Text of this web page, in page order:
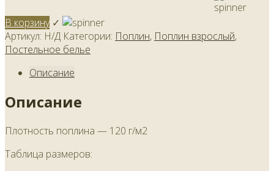
В корзину ✓
Артикул: Н/Д Категории: Поплин, Поплин взрослый,
Постельное белье
Описание
Описание
Плотность поплина — 120 г/м2
Таблица размеров: